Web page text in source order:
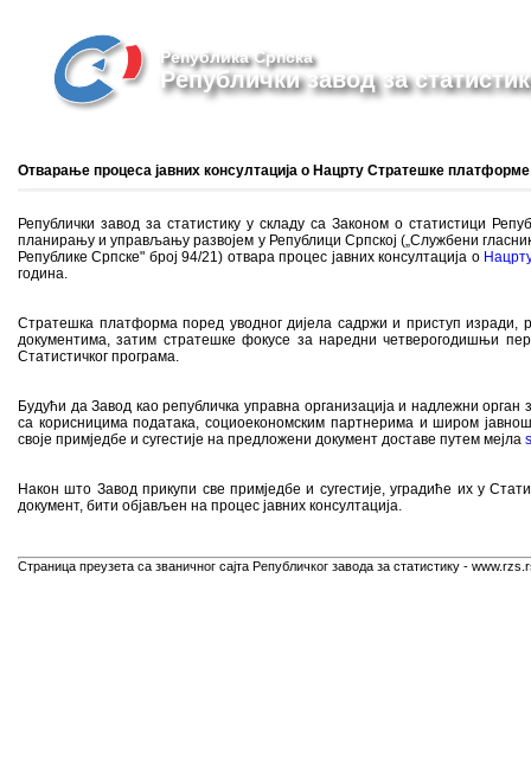
Република Српска
Републички завод за
Отварање процеса јавних консултација о Нацрту Стратешке
Републички завод за статистику у складу са Законом о статистици
планирању и управљању развојем у Републици Српској („Службени
Републике Српске" број 94/21) отвара процес јавних консултација о
година.
Стратешка платформа поред уводног дијела садржи и приступ изради,
документима, затим стратешке фокусе за наредни четверогодишњи
Статистичког програма.
Будући да Завод као републичка управна организација и надлежни
са корисницима података, социоекономским партнерима и широм
своје примједбе и сугестије на предложени документ доставе путем мејла
Након што Завод прикупи све примједбе и сугестије, уградиће их у
документ, бити објављен на процес јавних консултација.
Страница преузета са званичног сајта Републичког завода за статистику -